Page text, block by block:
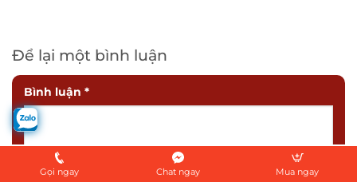
Để lại một bình luận
Bình luận *
Gọi ngay Chat ngay Mua ngay